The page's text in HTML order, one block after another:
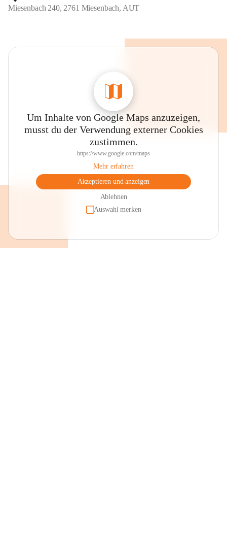
Miesenbach 240, 2761 Miesenbach, AUT
Um Inhalte von Google Maps anzuzeigen,
musst du der Verwendung externer Cookies
zustimmen.
https://www.google.com/maps
Mehr erfahren
Akzeptieren und anzeigen
Ablehnen
Auswahl merken